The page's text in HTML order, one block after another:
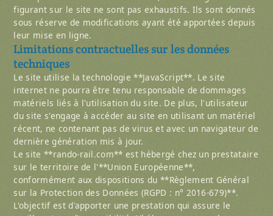
figurant sur le site ne sont pas exhaustifs. Ils sont donnés
sous réserve de modifications ayant été apportées depuis
leur mise en ligne.
Limitations contractuelles sur les données
techniques
Le site utilise la technologie **JavaScript**. Le site
internet ne pourra être tenu responsable de dommages
matériels liés à l'utilisation du site. De plus, l'utilisateur
du site s'engage à accéder au site en utilisant un matériel
récent, ne contenant pas de virus et avec un navigateur de
dernière génération mis à jour.
Le site **rando-rail.com** est hébergé chez un prestataire
sur le territoire de l'**Union Européenne**,
conformément aux dispositions du **Règlement Général
sur la Protection des Données (RGPD : n° 2016-679)**.
L'objectif est d'apporter une prestation qui assure le